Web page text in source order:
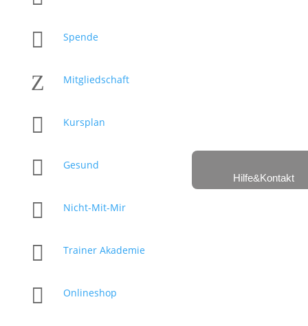
 Spende
Z Mitgliedschaft
 Kursplan
 Gesund
 Nicht-Mit-Mir
 Trainer Akademie
 Onlineshop
Hilfe&Kontakt